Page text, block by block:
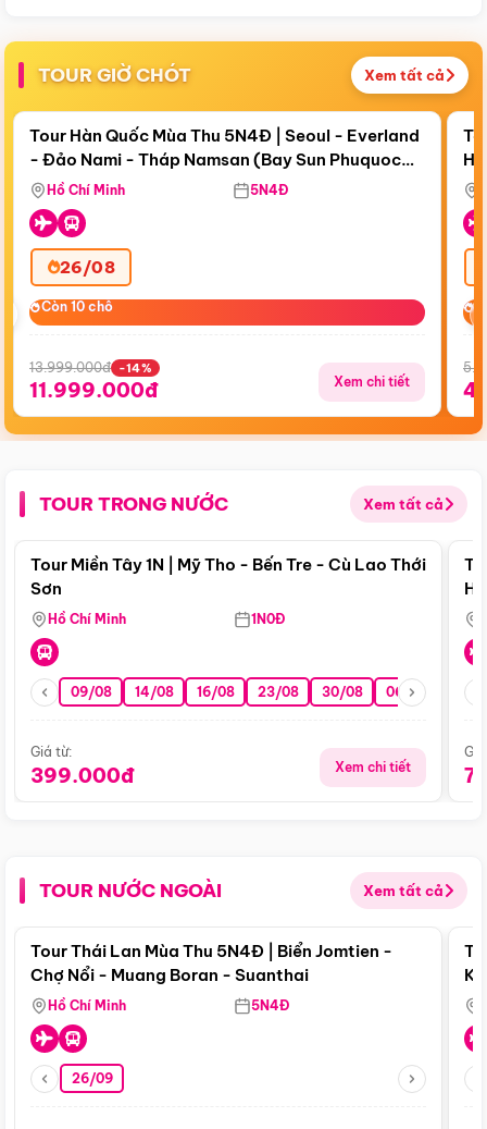
TOUR GIỜ CHÓT Xem tất cả
Còn18 ngày 21:15:35
Điểm nổi bật
Tour Hàn Quốc Mùa Thu 5N4Đ | Seoul - Everland
- Đảo Nami - Tháp Namsan (Bay Sun Phuquoc
Airways)
Hồ Chí Minh 5N4Đ
26/08
Còn 10 chỗ
Còn 10 chỗ
13.999.000đ -14%
11.999.000đ Xem chi tiết
TOUR TRONG NƯỚC Xem tất cả
Điểm nổi bật
Tour Miền Tây 1N | Mỹ Tho - Bến Tre - Cù Lao Thới
Sơn
Hồ Chí Minh 1N0Đ
09/08 14/08 16/08 23/08 30/08 06/09 13/09
Giá từ:
399.000đ Xem chi tiết
TOUR NƯỚC NGOÀI Xem tất cả
Điểm nổi bật
Tour Thái Lan Mùa Thu 5N4Đ | Biển Jomtien -
Chợ Nổi - Muang Boran - Suanthai
Hồ Chí Minh 5N4Đ
26/09